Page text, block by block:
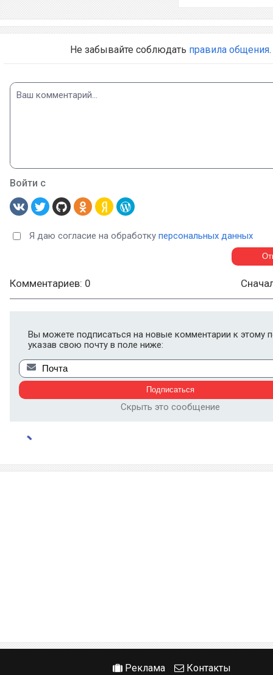
Не забывайте соблюдать правила общения.
Войти с
Я даю согласие на обработку персональных данных
Комментариев: 0
Вы можете подписаться на новые комментарии к этому
указав свою почту в поле ниже:
Скрыть это сообщение
Реклама Контакты